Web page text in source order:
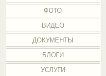
ФОТО
ВИДЕО
ДОКУМЕНТЫ
БЛОГИ
УСЛУГИ